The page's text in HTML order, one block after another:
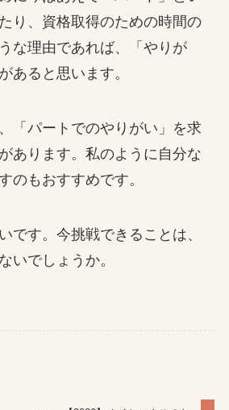
り、資格取得のための時間の
な理由であれば、「やりが
あると思います。
「パートでのやりがい」を求
あります。私のように自分な
のもおすすめです。
です。今挑戦できることは、
いでしょうか。